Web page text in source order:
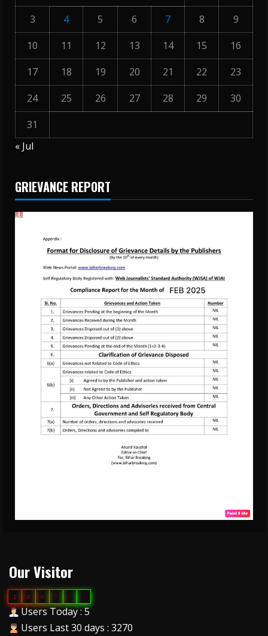
3
4 5 6 7 8
9
10
11 12 13 14 15
16
17
18 19 20 21 22
23
24
25 26 27 28 29
30
31
« Jul
GRIEVANCE REPORT
Our Visitor
1 8 6 7 3
Users Today : 5
Users Last 30 days : 3270